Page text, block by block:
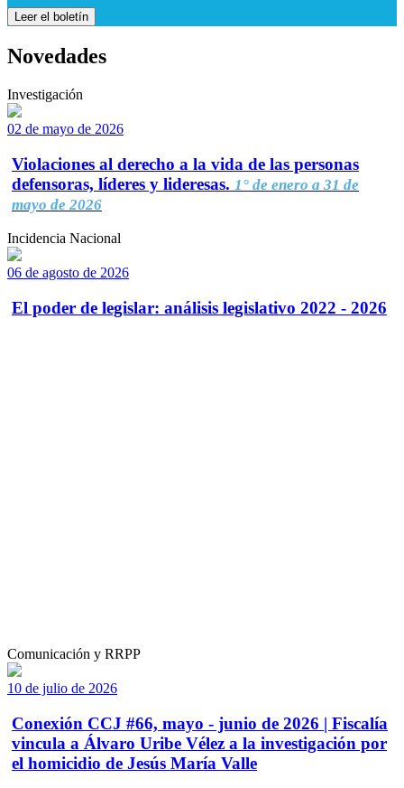
Leer el boletín
Novedades
Investigación
02 de mayo de 2026
Violaciones al derecho a la vida de las personas
defensoras, líderes y lideresas. 1° de enero a 31 de
mayo de 2026
Incidencia Nacional
06 de agosto de 2026
El poder de legislar: análisis legislativo 2022 - 2026
Comunicación y RRPP
10 de julio de 2026
Conexión CCJ #66, mayo - junio de 2026 | Fiscalía
vincula a Álvaro Uribe Vélez a la investigación por
el homicidio de Jesús María Valle